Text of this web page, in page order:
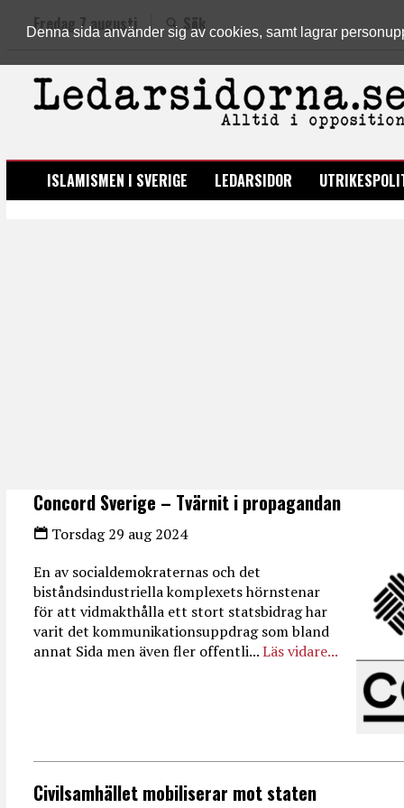
Denna sida använder sig av cookies, samt lagrar
Fredag 7 augusti Sök
LEDARSIDORNA.SE
ISLAMISMEN I SVERIGE LEDARSIDOR
Concord Sverige – Tvärnit i propagandan
Torsdag 29 aug 2024
En av socialdemokraternas och det
biståndsindustriella komplexets hörnstenar
för att vidmakthålla ett stort statsbidrag har
varit det kommunikationsuppdrag som bland
annat Sida men även fler offentli...Läs vidare...
Civilsamhället mobiliserar mot staten